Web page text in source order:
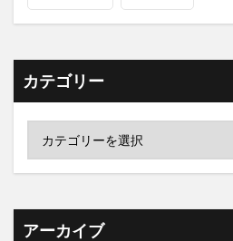
カテゴリー
アーカイブ